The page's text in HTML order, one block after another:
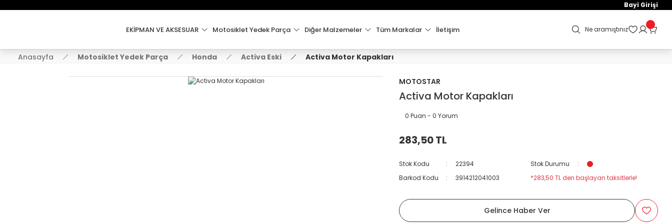
2000 TL VE ÜZERİ KARGO ÜCRETSİZ !
Bayi Girişi
EKİPMAN VE AKSESUAR Motosiklet Yedek Parça Diğer Malzemeler Tüm Markalar İletişim Ne aramıştınız
Anasayfa Motosiklet Yedek Parça Honda Activa Eski Activa Motor Kapakları
MOTOSTAR
Activa Motor Kapakları
0 Puan - 0 Yorum
283,50 TL
Stok Kodu 22394
Stok Durumu
Barkod Kodu
3914212041003 *283,50 TL den başlayan taksitlerle!
Gelince Haber Ver